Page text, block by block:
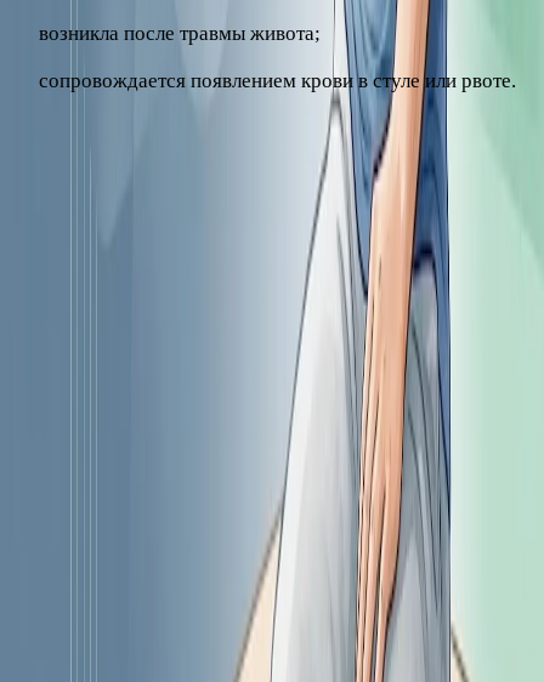
возникла после травмы живота;
сопровождается появлением крови в стуле или рвоте.
Даже если боль не острая, но повторяется регулярно,
держится долго или сопровождается нарушением
пищеварения и потерей веса, обязательно запишитесь на
приём к врачу. Только специалист после осмотра и
обследования может определить причину боли и
назначить правильное лечение. Самостоятельно поставить
диагноз по одному лишь расположению боли
невозможно, а промедление при некоторых состояниях
Статья носит информационный характер и не заменяет
Данная статья носит информационный характер и не заменяет
консультацию врача. При наличии симптомов обратитесь к